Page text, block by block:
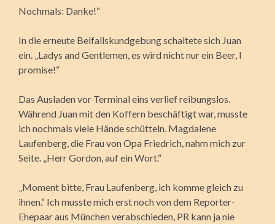
Nochmals: Danke!“
In die erneute Beifallskundgebung schaltete sich Juan
ein. „Ladys and Gentlemen, es wird nicht nur ein Beer, I
promise!“
Das Ausladen vor Terminal eins verlief reibungslos.
Während Juan mit den Koffern beschäftigt war, musste
ich nochmals viele Hände schütteln. Magdalene
Laufenberg, die Frau von Opa Friedrich, nahm mich zur
Seite. „Herr Gordon, auf ein Wort.“
„Moment bitte, Frau Laufenberg, ich komme gleich zu
ihnen.“ Ich musste mich erst noch von dem Reporter-
Ehepaar aus München verabschieden, PR kann ja nie